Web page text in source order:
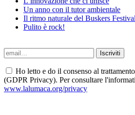
Un anno con il tutor ambientale
Il ritmo naturale del Buskers Festival
Pulito è rock!
Ho letto e do il consenso al
(GDPR Privacy). Per consultare
www.lalumaca.org/privacy